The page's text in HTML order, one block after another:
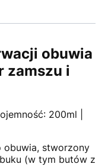
obuwia
zamszu i
200ml |
obuwia, stworzony
(w tym butów z